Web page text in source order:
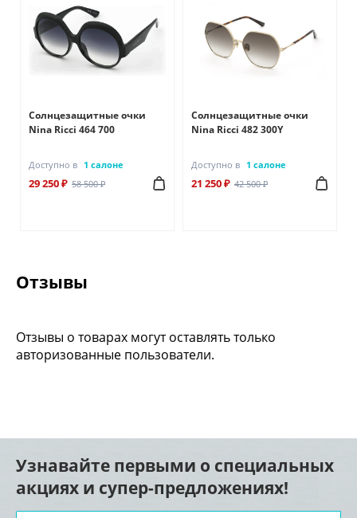
Солнцезащитные очки
Nina Ricci 464 700
Доступно в 1 салоне
29 250 ₽ 58 500 ₽
Солнцезащитные очки
Nina Ricci 482 300Y
Доступно в 1 салоне
21 250 ₽ 42 500 ₽
Отзывы
Отзывы о товарах могут оставлять только
авторизованные пользователи.
Узнавайте первыми о специальных
акциях и супер-предложениях!